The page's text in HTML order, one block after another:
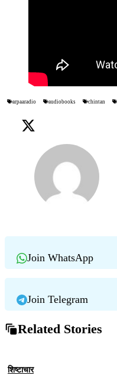
arpaaradio audiobooks chintan
Join WhatsApp
Join Telegram
Related Stories
शिष्टाचार